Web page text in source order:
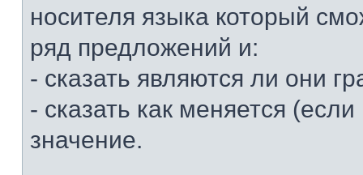
носителя языка который
ряд предложений и:
- сказать являются ли они
- сказать как меняется
значение.